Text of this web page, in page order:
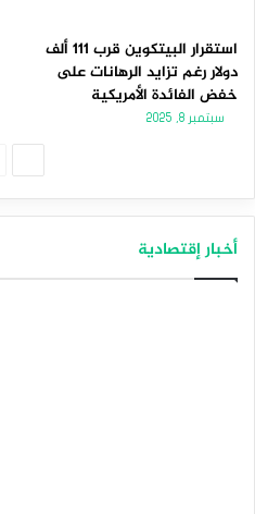
استقرار البيتكوين قرب 111 ألف
دولار رغم تزايد الرهانات على
خفض الفائدة الأمريكية
سبتمبر 8, 2025
أخبار إقتصادية